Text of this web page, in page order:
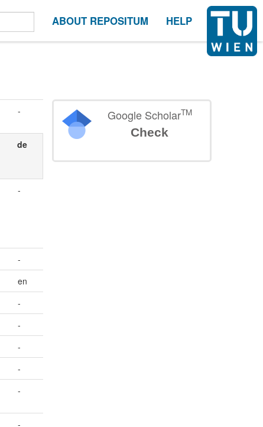
ABOUT REPOSITUM HELP
-
de
-
-
en
-
-
-
-
-
-
Google ScholarTM
Check